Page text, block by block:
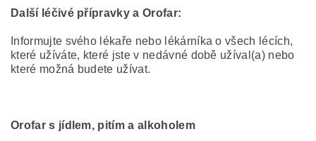
Další léčivé přípravky a Orofar:
Informujte svého lékaře nebo lékárníka o všech lécích,
které užíváte, které jste v nedávné době užíval(a) nebo
které možná budete užívat.
Orofar s jídlem, pitím a alkoholem